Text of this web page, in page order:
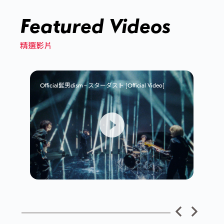
Featured Videos
精選影片
Official髭男dism – スターダスト [Official Video]